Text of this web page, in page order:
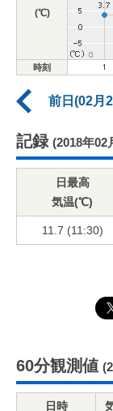
(℃)
時刻
前日(02月
記録 (2018年02
日最高
気温(℃)
11.7 (11:30)
60分観測値
日時